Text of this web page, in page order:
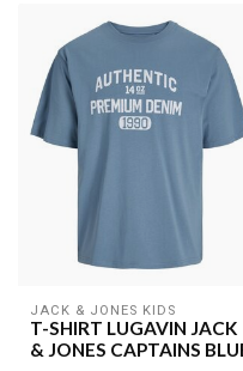
JACK & JONES KIDS
T-SHIRT LUGAVIN JACK
& JONES CAPTAINS